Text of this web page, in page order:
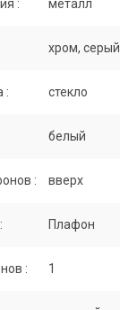
: металл
хром, серый
: стекло
белый
: вверх
Плафон
: 1